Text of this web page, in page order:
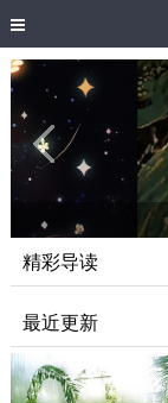
精彩导读
最近更新